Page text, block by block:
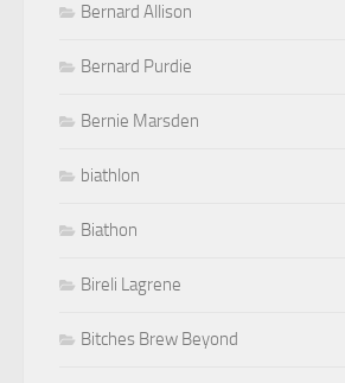
Bernard Allison
Bernard Purdie
Bernie Marsden
biathlon
Biathon
Bireli Lagrene
Bitches Brew Beyond